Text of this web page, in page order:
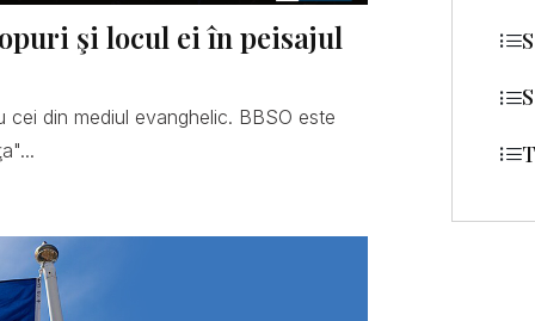
şi locul ei în peisajul
din mediul evanghelic. BBSO este